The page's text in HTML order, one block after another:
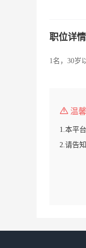
职位详情
1名，30岁
温
1.本平
2.请告